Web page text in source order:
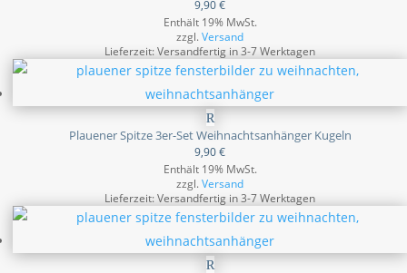
9,90€
Enthält 19% MwSt.
zzgl.Versand
Lieferzeit: Versandfertig in 3-7 Werktagen
Plauener Spitze 3er-Set Weihnachtsanhänger Kugeln
9,90€
Enthält 19% MwSt.
zzgl.Versand
Lieferzeit: Versandfertig in 3-7 Werktagen